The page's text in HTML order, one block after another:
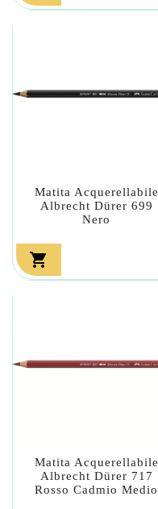
Matita Acquerellabile
Albrecht Dürer 699
Nero

Matita Acquerellabile
Albrecht Dürer 717
Rosso Cadmio Medio